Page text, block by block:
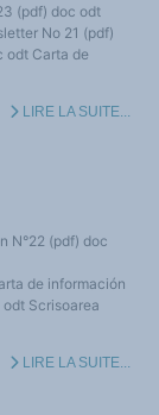
Afrique)
(pdf) doc odt
No 21 (pdf)
odt Carta de
LIRE LA SUITE...
N°22 (pdf) doc
de información
Scrisoarea
LIRE LA SUITE...